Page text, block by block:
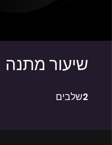
שיעור מתנה
2שלבים